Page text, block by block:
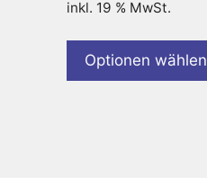
inkl. 19 % MwSt.
Optionen wählen